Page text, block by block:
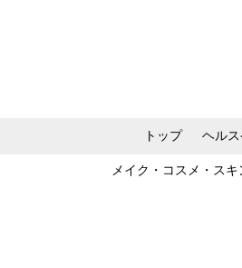
トップ ヘル
メイク・コスメ・ス